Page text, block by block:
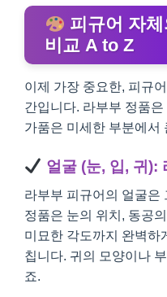
피규어 자
비교 A to Z
이제 가장 중요한, 피규
간입니다. 라부부 정품
가품은 미세한 부분에서
얼굴 (눈, 입, 귀):
라부부 피규어의 얼굴은
정품은 눈의 위치, 동공
미묘한 각도까지 완벽하
칩니다. 귀의 모양이나
죠.